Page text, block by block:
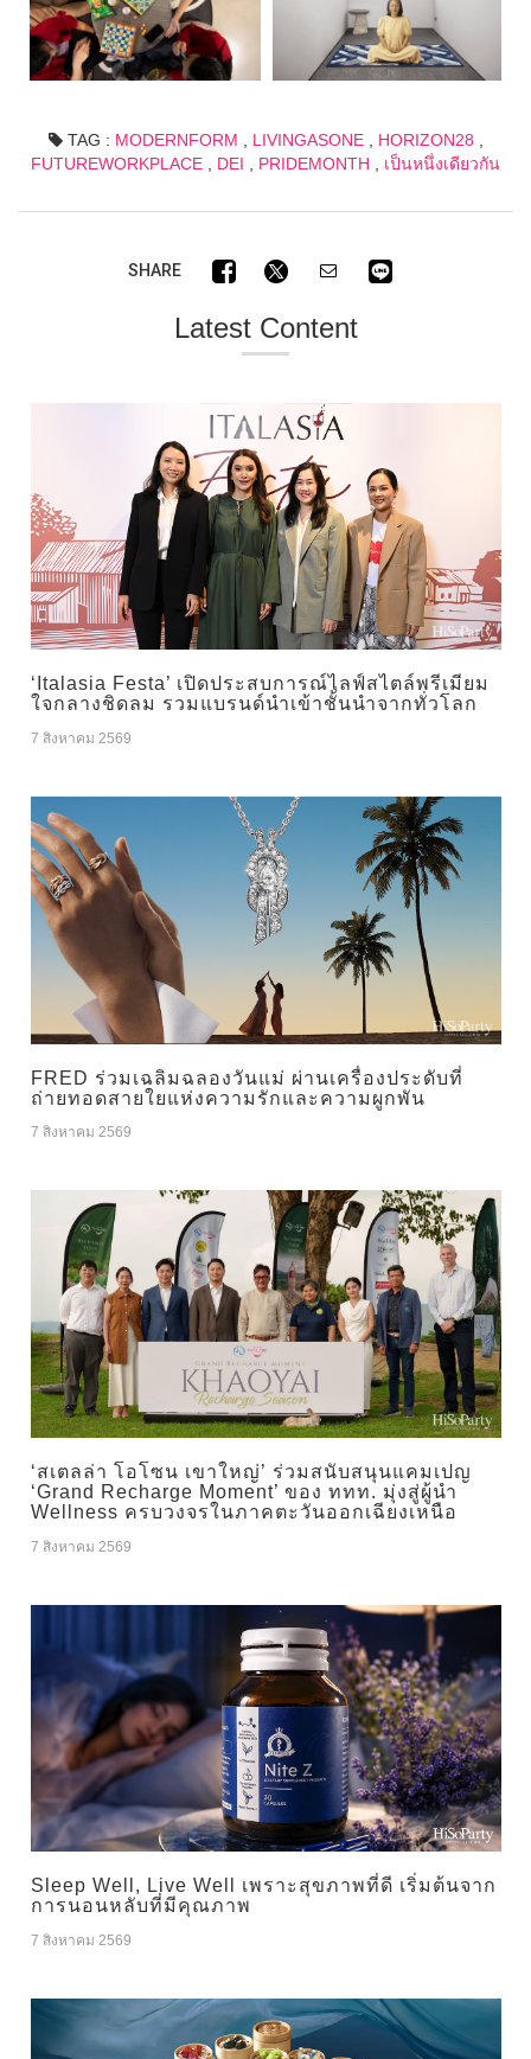
TAG : MODERNFORM LIVINGASONE, HORIZON28
FUTUREWORKPLACE
DEI PRIDEMONTH เป็นหนึ่งเดียวกัน
SHARE
Latest Content
‘Italasia Festa’ เปิดประสบการณ์ไลฟ์สไตล์พรีเมียม
ใจกลางชิดลม รวมแบรนด์นำเข้าชั้นนำจากทั่วโลก
7 สิงหาคม 2569
FRED ร่วมเฉลิมฉลองวันแม่ ผ่านเครื่องประดับที่
ถ่ายทอดสายใยแห่งความรักและความผูกพัน
7 สิงหาคม 2569
‘สเตลล่า โอโซน เขาใหญ่’ ร่วมสนับสนุนแคมเปญ
‘Grand Recharge Moment’ ของ ททท. มุ่งสู่ผู้นำ
Wellness ครบวงจรในภาคตะวันออกเฉียงเหนือ
7 สิงหาคม 2569
Sleep Well, Live Well เพราะสุขภาพที่ดี เริ่มต้นจาก
การนอนหลับที่มีคุณภาพ
7 สิงหาคม 2569